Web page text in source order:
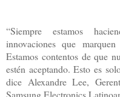
“Siempre estamos
innovaciones que
Estamos contentos de que
estén aceptando. Esto es
dice Alexandre Lee,